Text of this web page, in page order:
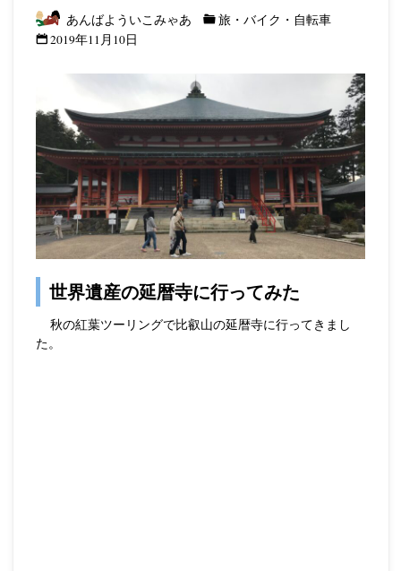
あんばよういこみゃあ
旅・バイク・自転車
2019年11月10日
世界遺産の延暦寺に行ってみた
秋の紅葉ツーリングで比叡山の延暦寺に行ってきまし
た。